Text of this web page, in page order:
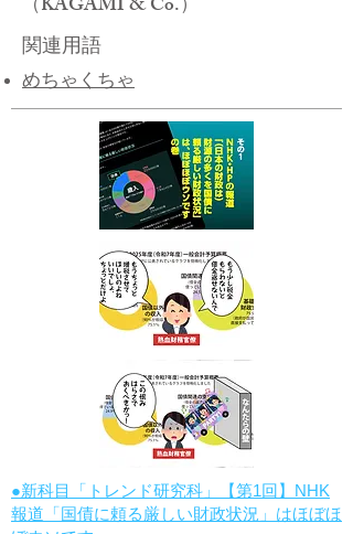
（KAGAMI & Co.）
関連用語
めちゃくちゃ
●新科目「トレンド研究科」【第1回】NHK
報道「国債に頼る厳しい財政状況」はほぼほ